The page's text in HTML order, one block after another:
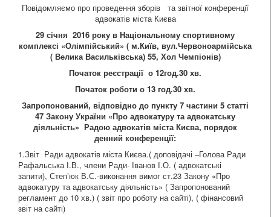
Повідомляємо про проведення зборів та звітної конференції
адвокатів міста Києва
29 січня 2016 року в Національному спортивному
комплексі «Олімпійський» ( м.Київ, вул.Червоноармійська
( Велика Васильківська) 55, Хол Чемпіонів)
Початок реєстрації о 12год.30 хв.
Початок роботи о 13 год.30 хв.
Запропонований, відповідно до пункту 7 частини 5 статті
47 Закону України «Про адвокатуру та адвокатську
діяльність» Радою адвокатів міста Києва, порядок
денний конференції:
1.Звіт Ради адвокатів міста Києва.( доповідачі –Голова Ради
Рафальська І.В., члени Ради- Іванов І.О. ( адвокатські
запити), Степ’юк В.С.-виконання вимог ст.23 Закону «Про
адвокатуру та адвокатську діяльність» ( Запропонований
регламент до 10 хв.) ( звіт про роботу на сайті), ( фінансовий
звіт на сайті)